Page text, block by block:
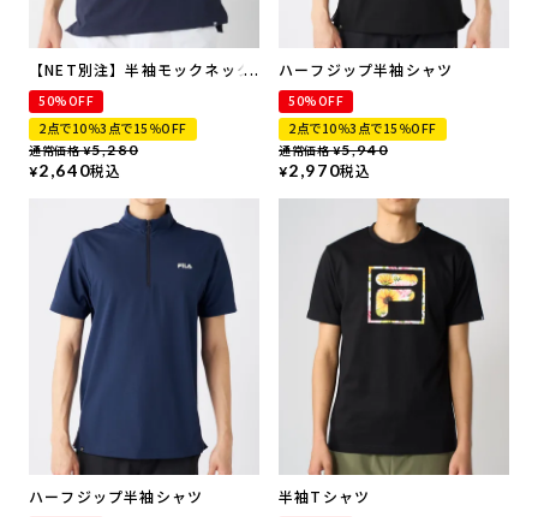
【NET別注】半袖モックネック
シャツ
50%OFF
2点で10％3点で15％OFF
通常価格 ¥5,280
¥2,640税込
ハーフジップ半袖シャツ
50%OFF
2点で10％3点で15％OFF
通常価格 ¥5,940
¥2,970税込
ハーフジップ半袖シャツ 半袖Tシャツ